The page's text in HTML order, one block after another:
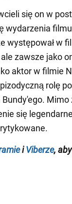
się on w
wydarzenia
występował w
zawsze jako
aktor w filmie
rolę
Mimo
się
iViberze,